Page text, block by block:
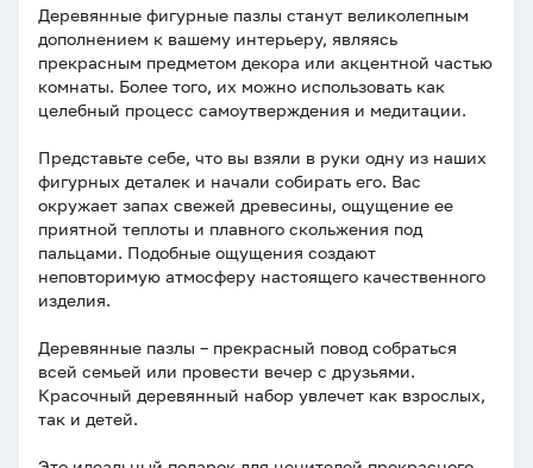
Деревянные фигурные пазлы станут великолепным
дополнением к вашему интерьеру, являясь
прекрасным предметом декора или акцентной частью
комнаты. Более того, их можно использовать как
целебный процесс самоутверждения и медитации.
Представьте себе, что вы взяли в руки одну из наших
фигурных деталек и начали собирать его. Вас
окружает запах свежей древесины, ощущение ее
приятной теплоты и плавного скольжения под
пальцами. Подобные ощущения создают
неповторимую атмосферу настоящего качественного
изделия.
Деревянные пазлы – прекрасный повод собраться
всей семьей или провести вечер с друзьями.
Красочный деревянный набор увлечет как взрослых,
так и детей.